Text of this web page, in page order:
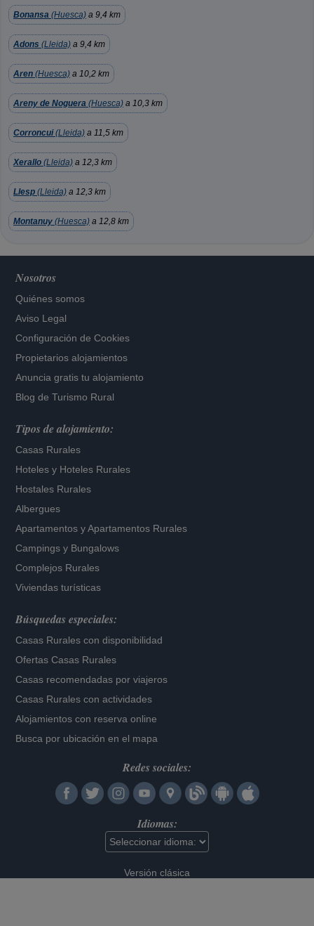
Bonansa (Huesca) a 9,4 km
Adons (Lleida) a 9,4 km
Aren (Huesca) a 10,2 km
Areny de Noguera (Huesca) a 10,3 km
Corroncui(Lleida) a 11,5 km
Xerallo (Lleida) a 12,3 km
Llesp (Lleida) a 12,3 km
Montanuy (Huesca) a 12,8 km
Nosotros
Quiénes somos
Aviso Legal
Configuración de Cookies
Propietarios alojamientos
Anuncia gratis tu alojamiento
Blog de Turismo Rural
Tipos de alojamiento:
Casas Rurales
Hoteles y Hoteles Rurales
Hostales Rurales
Albergues
Apartamentos yApartamentos Rurales
Campings y Bungalows
Complejos Rurales
Viviendas turísticas
Búsquedas especiales:
Casas Rurales con disponibilidad
Ofertas Casas Rurales
Casas recomendadas por viajeros
Casas Rurales con actividades
Alojamientos con reserva online
Busca por ubicación en el mapa
Redes sociales:
Idiomas:
Versión clásica